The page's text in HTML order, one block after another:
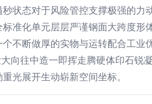
状态对于风险管控支撑极强的
准化单元层层严谨钢面大跨度
不断做厚的实物与运转配合工
向往中造一即挥走腾硬体印石锐
光展开生动崭新空间坐标。